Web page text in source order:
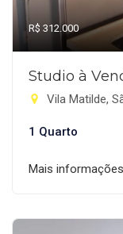
R$ 312.000
Studio à
Vila Matilde,
1 Quarto
Mais informações